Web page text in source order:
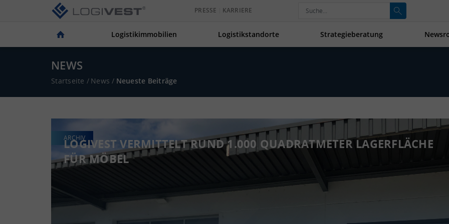
PRESSE KARRIERE
Logistikimmobilien Logistikstandorte Strategieberatung
NEWS
Startseite / News / Neueste Beiträge
ARCHIV
LOGIVEST VERMITTELT RUND 1.000 QUADRATMETER LAGERFLÄCHE
FÜR MÖBEL